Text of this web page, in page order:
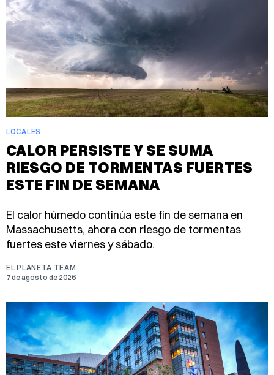
LOCALES
CALOR PERSISTE Y SE SUMA
RIESGO DE TORMENTAS FUERTES
ESTE FIN DE SEMANA
El calor húmedo continúa este fin de semana en
Massachusetts, ahora con riesgo de tormentas
fuertes este viernes y sábado.
EL PLANETA TEAM
7 de agosto de 2026